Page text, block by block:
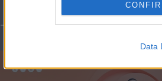
Data
ΤΕΛΕΥΤΑΙΑ ΝΕΑ